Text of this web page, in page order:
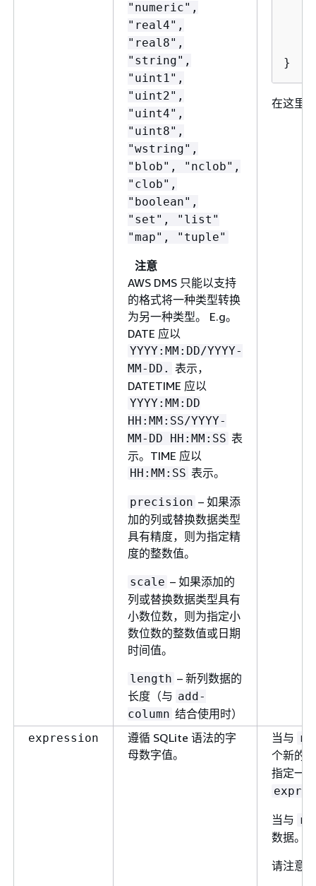
"numeric",
"real4",
"real8",
"string",
"uint1",
"uint2",
"uint4",
"uint8",
"wstring",
"blob", "nclob",
"clob",
"boolean",
"set", "list"
"map", "tuple"
注意
AWS DMS 只能以支持
的格式将一种类型转换
为另一种类型。 E.g。
DATE 应以
YYYY:MM:DD/YYYY-
MM-DD. 表示，
DATETIME 应以
YYYY:MM:DD
HH:MM:SS/YYYY-
MM-DD HH:MM:SS 表
示。TIME 应以
HH:MM:SS 表示。
precision – 如果添
加的列或替换数据类型
具有精度，则为指定精
度的整数值。
scale – 如果添加的
列或替换数据类型具有
小数位数，则为指定小
数位数的整数值或日期
时间值。
length – 新列数据的
长度（与 add-
column 结合使用时）
}
在这里，
expression
遵循 SQLite 语法的字
母数字值。
当与
个新的
指定一
当与
数据。
请注意